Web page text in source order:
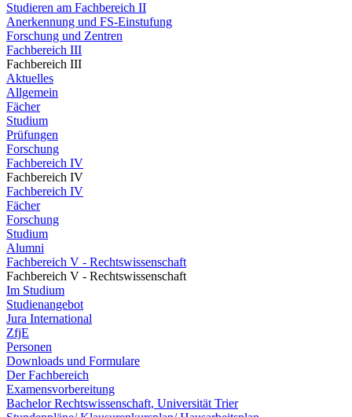
Studieren am Fachbereich II
Anerkennung und FS-Einstufung
Forschung und Zentren
Fachbereich III
Fachbereich III
Aktuelles
Allgemein
Fächer
Studium
Prüfungen
Forschung
Fachbereich IV
Fachbereich IV
Fachbereich IV
Fächer
Forschung
Studium
Alumni
Fachbereich V - Rechtswissenschaft
Fachbereich V - Rechtswissenschaft
Im Studium
Studienangebot
Jura International
ZfjE
Personen
Downloads und Formulare
Der Fachbereich
Examensvorbereitung
Bachelor Rechtswissenschaft, Universität Trier